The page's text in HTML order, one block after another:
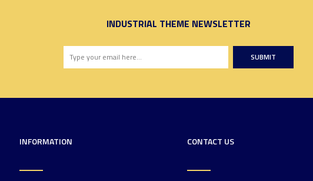
INDUSTRIAL THEME NEWSLETTER
SUBMIT
INFORMATION CONTACT US